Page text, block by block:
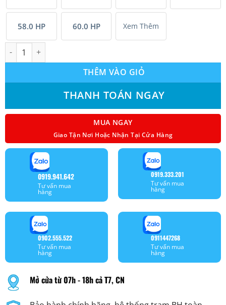
58.0 HP 60.0 HP Xem Thêm
Tổ hợp Máy lạnh VRV A Daikin inverter (42.0Hp)
THÊM VÀO GIỎ
THANH TOÁN NGAY
MUA NGAY
Giao Tận Nơi Hoặc Nhận Tại Cửa Hàng
0919.941.642
Tư vấn mua
hàng
0919.333.201
Tư vấn mua
hàng
0902.555.522
Tư vấn mua
hàng
0911447268
Tư vấn mua
hàng
Mở cửa từ 07h - 18h cả T7, CN